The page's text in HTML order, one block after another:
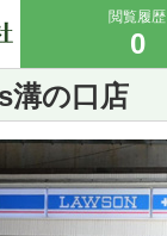
閲覧履歴
0
溝の口店